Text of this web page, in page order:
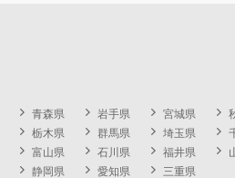
青森県 岩手県 宮城県
栃木県 群馬県 埼玉県
富山県 石川県 福井県
静岡県 愛知県
三重県